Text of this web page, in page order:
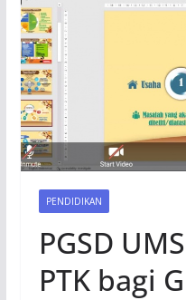
PENDIDIKAN
PGSD
PTK bagi